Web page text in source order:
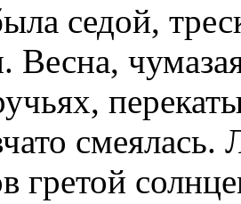
седой,
Весна,
гретой